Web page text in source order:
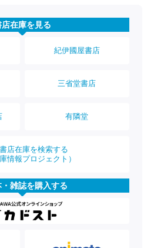
店在庫を見る
紀伊國屋書店
三省堂書店
有隣堂
店在庫を検索する
情報プロジェクト）
雑誌を購入する